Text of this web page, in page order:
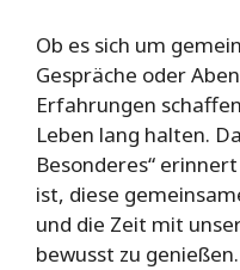
Ob es sich um
Gespräche oder
Erfahrungen
Leben lang halten.
Besonderes“
ist, diese
und die Zeit mit
bewusst zu genießen.